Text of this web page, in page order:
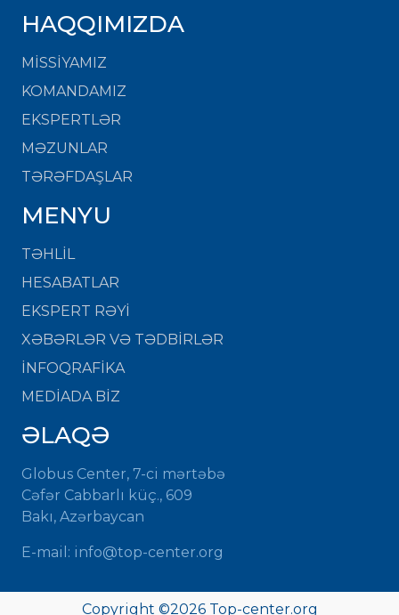
HAQQIMIZDA
MISSIYAMIZ
KOMANDAMIZ
EKSPERTLƏR
MƏZUNLAR
TƏRƏFDAŞLAR
MENYU
TƏHLİL
HESABATLAR
EKSPERT RƏYİ
XƏBƏRLƏR VƏ TƏDBİRLƏR
İNFOQRAFİKA
MEDİADA BİZ
ƏLAQƏ
Globus Center, 7-ci mərtəbə
Cəfər Cabbarlı küç., 609
Bakı, Azərbaycan
E-mail: info@top-center.org
Copyright ©2026Top-center.org